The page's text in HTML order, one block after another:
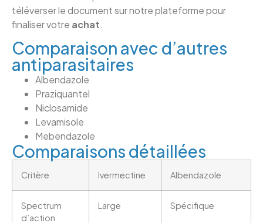
téléverser le document sur notre plateforme pour
finaliser votre achat.
Comparaison avec d’autres
antiparasitaires
Albendazole
Praziquantel
Niclosamide
Levamisole
Mebendazole
Comparaisons détaillées
Critère Ivermectine Albendazole
Spectrum
d’action
Large Spécifique